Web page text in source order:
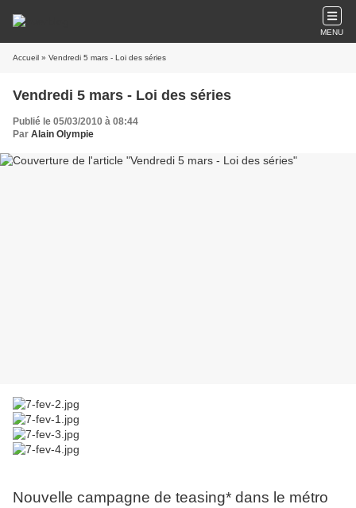
MENU
Accueil » Vendredi 5 mars - Loi des séries
Vendredi 5 mars - Loi des séries
Publié le 05/03/2010 à 08:44
Par Alain Olympie
Nouvelle campagne de teasing* dans le métro